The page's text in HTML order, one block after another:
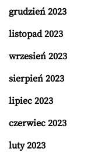
grudzień 2023
listopad 2023
wrzesień 2023
sierpień 2023
lipiec 2023
czerwiec 2023
luty 2023